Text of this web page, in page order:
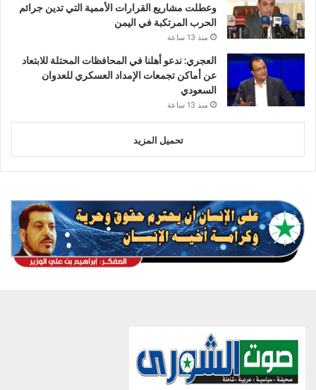
وعطلت مشاريع القرارات الأممية التي تدين جرائم
الحرب المرتكبة في اليمن
منذ 13 ساعة
العجري: ندعو أهلنا في المحافظات المحتلة للابتعاد
عن أماكن تجمعات الإمداد العسكري للعدوان
السعودي
منذ 13 ساعة
تحميل المزيد